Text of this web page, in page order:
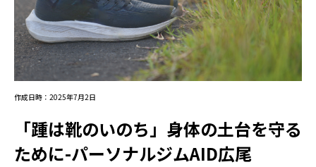
作成日時：2025年7月2日
「踵は靴のいのち」身体の土台を守る
ために-パーソナルジムAID広尾